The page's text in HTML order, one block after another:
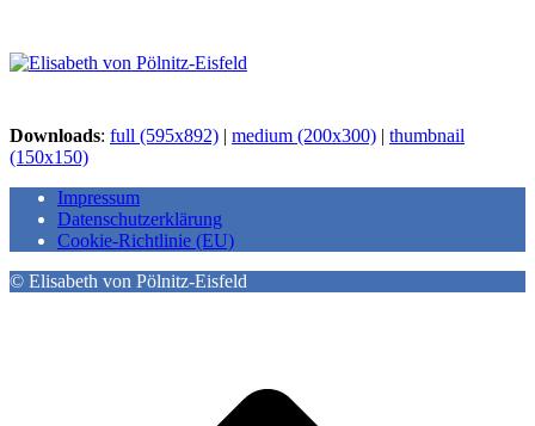
Downloads: full (595x892) | medium (200x300) | thumbnail
(150x150)
Impressum
Datenschutzerklärung
Cookie-Richtlinie (EU)
© Elisabeth von Pölnitz-Eisfeld